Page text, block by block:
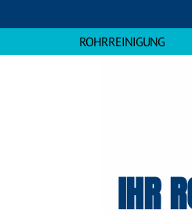
ROHRREINIGUNG
IHR